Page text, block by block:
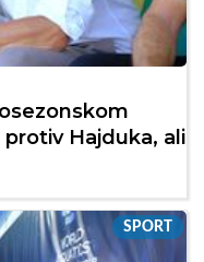
Hajduka, ali
SPORT